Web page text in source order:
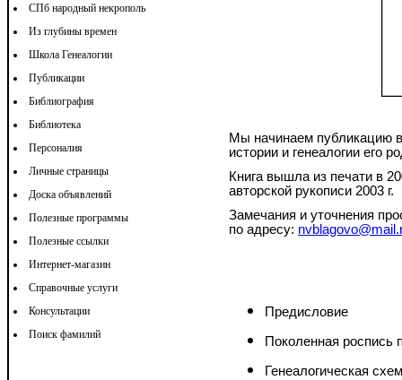
СПб народный некрополь
Из глубины времен
Школа Генеалогии
Публикации
Библиография
Библиотека
Персоналия
Личные страницы
Доска объявлений
Полезные программы
Полезные ссылки
Интернет-магазин
Справочные услуги
Консультации
Поиск фамилий
Мы начинаем публикацию
истории и генеалогии его
Книга вышла из печати в
авторской рукописи 2003 г.
Замечания и уточнения
по адресу:
Предисловие
Поколенная роспись
Генеалогическая